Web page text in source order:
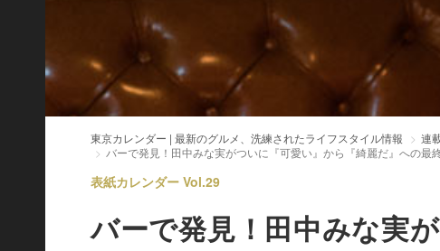
東京カレンダー | 最新のグルメ、洗練されたライフスタイル情報 連
バーで発見！田中みな実がついに『可愛い』から『綺麗だ』への最
表紙カレンダー Vol.29
バーで発見！田中みな実